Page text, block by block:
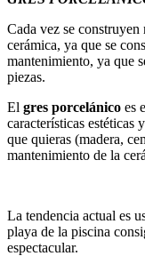
Cada vez se construyen
cerámica, ya que se
mantenimiento, ya que
piezas.
El gres porcelánico es
características estéticas
que quieras (madera,
mantenimiento de la
La tendencia actual es
playa de la piscina
espectacular.